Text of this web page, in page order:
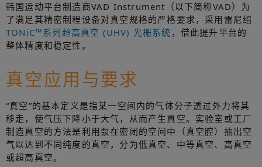
韩国运动平台制造商VAD Instrument（以下简称VAD）为
了满足其精密制程设备对真空规格的严格要求，采用雷尼绍
TONiC™系列超高真空 (UHV) 光栅系统 ，借此提升平台的
整体精度和稳定性。
真空应用与要求
“真空”的基本定义是指某一空间内的气体分子透过外力将其
移走，使气压下降小于大气，从而产生真空。实验室或工厂
制造真空的方法是利用泵在密闭的空间中（真空腔）抽出空
气以达到不同纯度的真空，分为低真空、中等真空、高真空
或超高真空。